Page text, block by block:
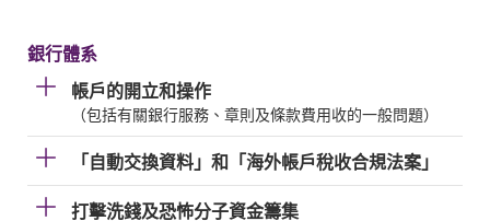
銀行體系
帳戶的開立和操作
（包括有關銀行服務、章則及條款費用收的一般問題）
「自動交換資料」和「海外帳戶稅收合規法案」
打擊洗錢及恐怖分子資金籌集